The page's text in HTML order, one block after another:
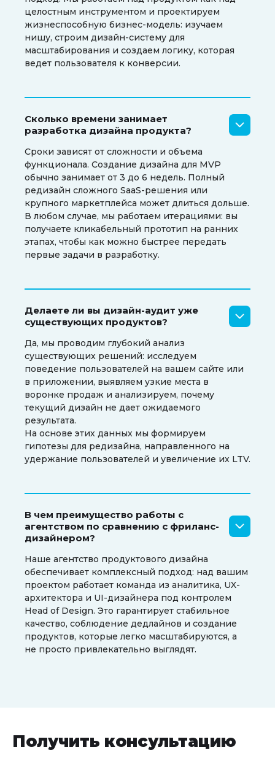
целостным инструментом и проектируем
жизнеспособную бизнес-модель: изучаем
нишу, строим дизайн-систему для
масштабирования и создаем логику, которая
ведет пользователя к конверсии.
Сколько времени занимает
разработка дизайна продукта?
Сроки зависят от сложности и объема
функционала. Создание дизайна для MVP
обычно занимает от 3 до 6 недель. Полный
редизайн сложного SaaS-решения или
крупного маркетплейса может длиться дольше.
В любом случае, мы работаем итерациями: вы
получаете кликабельный прототип на ранних
этапах, чтобы как можно быстрее передать
первые задачи в разработку.
Делаете ли вы дизайн-аудит уже
существующих продуктов?
Да, мы проводим глубокий анализ
существующих решений: исследуем
поведение пользователей на вашем сайте или
в приложении, выявляем узкие места в
воронке продаж и анализируем, почему
текущий дизайн не дает ожидаемого
результата.
На основе этих данных мы формируем
гипотезы для редизайна, направленного на
удержание пользователей и увеличение их LTV.
В чем преимущество работы с
агентством по сравнению с фриланс-
дизайнером?
Наше агентство продуктового дизайна
обеспечивает комплексный подход: над вашим
проектом работает команда из аналитика, UX-
архитектора и UI-дизайнера под контролем
Head of Design. Это гарантирует стабильное
качество, соблюдение дедлайнов и создание
продуктов, которые легко масштабируются, а
не просто привлекательно выглядят.
Получить консультацию